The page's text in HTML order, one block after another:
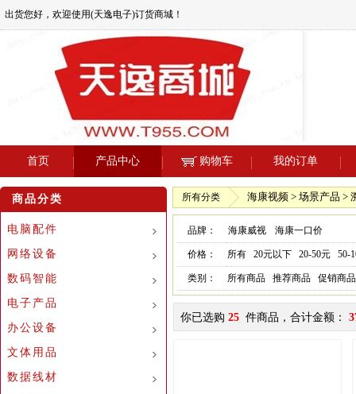
出货您好，欢迎使用(天逸电子)订货商城！
首页 产品中心 购物车 我的订单
商品分类
电脑配件
网络设备
数码智能
电子产品
办公设备
文体用品
数据线材
所有分类 海康视频 > 场景产品 >
品牌： 海康威视 海康一口价
价格： 所有 20元以下 20-50元 50-
类别： 所有商品 推荐商品 促销商品
你已选购 25 件商品，合计金额：